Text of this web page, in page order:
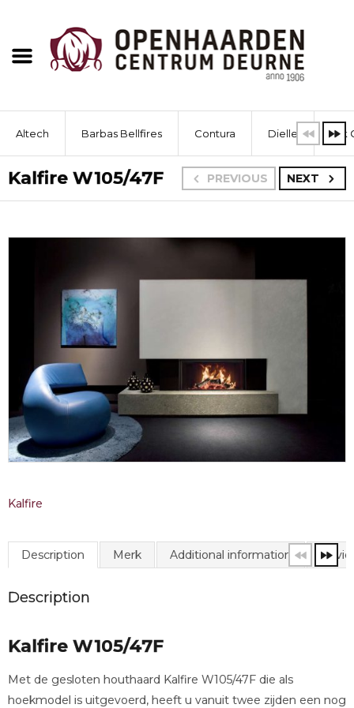
Altech Barbas Bellfires Contura Dielle Dik
PREVIOUS NEXT
Kalfire W105/47F
Kalfire
Description Merk Additional information
Description
Kalfire W105/47F
Met de gesloten houthaard Kalfire W105/47F die als
hoekmodel is uitgevoerd, heeft u vanuit twee zijden een nog